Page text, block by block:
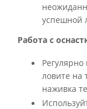
успешной
Работа с
ловите на
наживка